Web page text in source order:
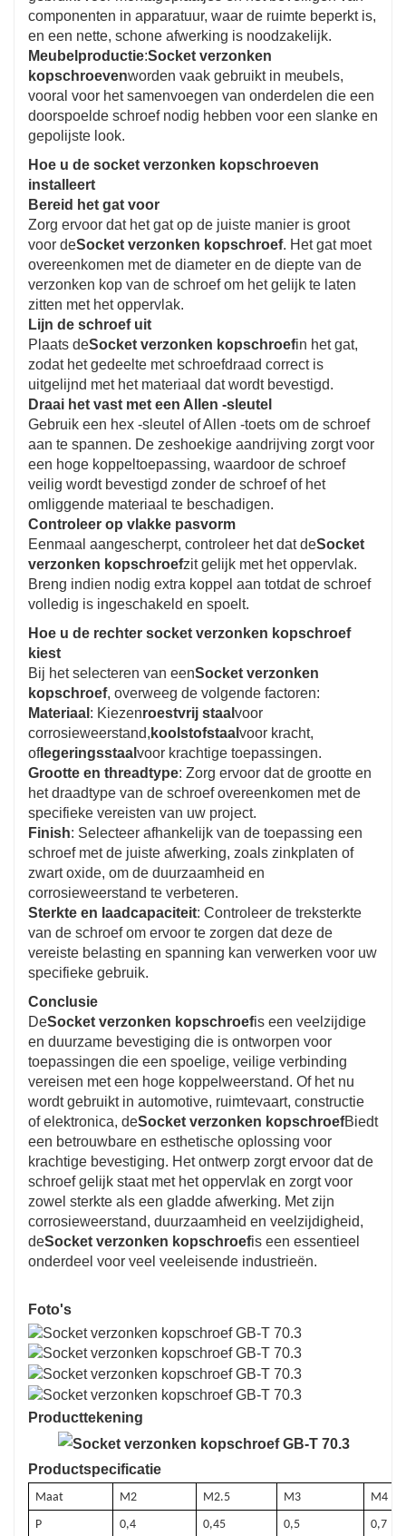
componenten in apparatuur, waar de ruimte beperkt is,
en een nette, schone afwerking is noodzakelijk.
Meubelproductie:Socket verzonken
kopschroevenworden vaak gebruikt in meubels,
vooral voor het samenvoegen van onderdelen die een
doorspoelde schroef nodig hebben voor een slanke en
gepolijste look.
Hoe u de socket verzonken kopschroeven
installeert
Bereid het gat voor
Zorg ervoor dat het gat op de juiste manier is groot
voor deSocket verzonken kopschroef. Het gat moet
overeenkomen met de diameter en de diepte van de
verzonken kop van de schroef om het gelijk te laten
zitten met het oppervlak.
Lijn de schroef uit
Plaats deSocket verzonken kopschroefin het gat,
zodat het gedeelte met schroefdraad correct is
uitgelijnd met het materiaal dat wordt bevestigd.
Draai het vast met een Allen -sleutel
Gebruik een hex -sleutel of Allen -toets om de schroef
aan te spannen. De zeshoekige aandrijving zorgt voor
een hoge koppeltoepassing, waardoor de schroef
veilig wordt bevestigd zonder de schroef of het
omliggende materiaal te beschadigen.
Controleer op vlakke pasvorm
Eenmaal aangescherpt, controleer het dat deSocket
verzonken kopschroefzit gelijk met het oppervlak.
Breng indien nodig extra koppel aan totdat de schroef
volledig is ingeschakeld en spoelt.
Hoe u de rechter socket verzonken kopschroef
kiest
Bij het selecteren van eenSocket verzonken
kopschroef, overweeg de volgende factoren:
Materiaal : Kiezenroestvrij staal voor
corrosieweerstand, koolstofstaal voor kracht,
oflegeringsstaal voor krachtige toepassingen.
Grootte en threadtype: Zorg ervoor dat de grootte en
het draadtype van de schroef overeenkomen met de
specifieke vereisten van uw project.
Finish: Selecteer afhankelijk van de toepassing een
schroef met de juiste afwerking, zoals zinkplaten of
zwart oxide, om de duurzaamheid en
corrosieweerstand te verbeteren.
Sterkte en laadcapaciteit: Controleer de treksterkte
van de schroef om ervoor te zorgen dat deze de
vereiste belasting en spanning kan verwerken voor uw
specifieke gebruik.
Conclusie
DeSocket verzonken kopschroefis een veelzijdige
en duurzame bevestiging die is ontworpen voor
toepassingen die een spoelige, veilige verbinding
vereisen met een hoge koppelweerstand. Of het nu
wordt gebruikt in automotive, ruimtevaart, constructie
of elektronica, deSocket verzonken kopschroefBiedt
een betrouwbare en esthetische oplossing voor
krachtige bevestiging. Het ontwerp zorgt ervoor dat de
schroef gelijk staat met het oppervlak en zorgt voor
zowel sterkte als een gladde afwerking. Met zijn
corrosieweerstand, duurzaamheid en veelzijdigheid,
deSocket verzonken kopschroefis een essentieel
onderdeel voor veel veeleisende industrieën.
Foto's
Producttekening
Productspecificatie
Maat M2 M2.5 M3
M4
P
0,4 0,45 0,5 0,7